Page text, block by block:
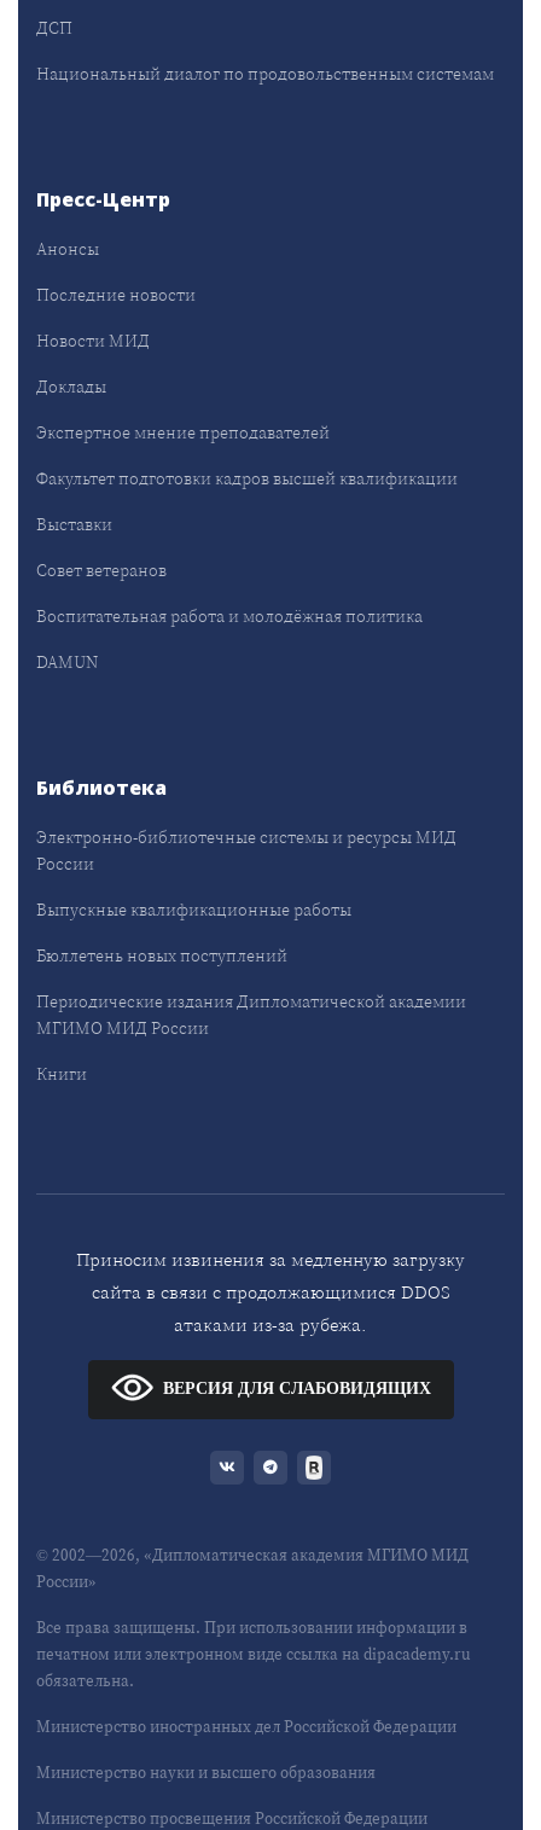
ДСП
Национальный диалог по продовольственным системам
Пресс-Центр
Анонсы
Последние новости
Новости МИД
Доклады
Экспертное мнение преподавателей
Факультет подготовки кадров высшей квалификации
Выставки
Совет ветеранов
Воспитательная работа и молодёжная политика
DAMUN
Библиотека
Электронно-библиотечные системы и ресурсы МИД
России
Выпускные квалификационные работы
Бюллетень новых поступлений
Периодические издания Дипломатической академии
МГИМО МИД России
Книги
Приносим извинения за медленную загрузку
сайта в связи с продолжающимися DDOS
атаками из-за рубежа.
ВЕРСИЯ ДЛЯ СЛАБОВИДЯЩИХ
© 2002—2026, «Дипломатическая академия МГИМО МИД
России»
Все права защищены. При использовании информации в
печатном или электронном виде ссылка на dipacademy.ru
обязательна.
Министерство иностранных дел Российской Федерации
Министерство науки и высшего образования
Министерство просвещения Российской Федерации